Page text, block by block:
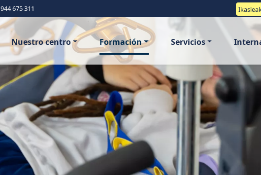
944 675 311
Nuestro centro Formación Servicios